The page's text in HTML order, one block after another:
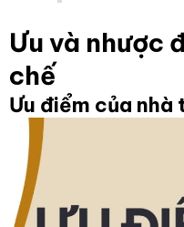
Ưu và nhược
chế
Ưu điểm của nhà